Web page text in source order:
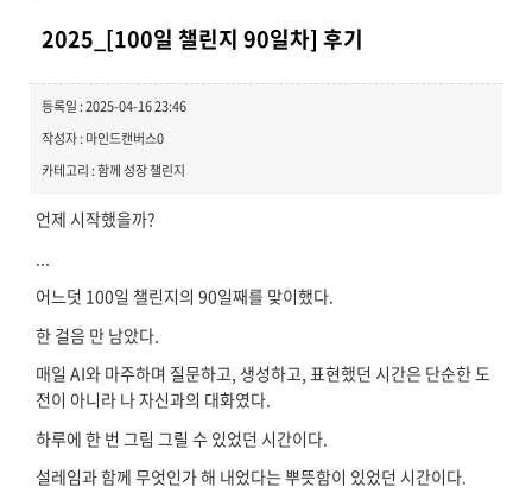
2025_[100일 챌린지 90일차] 후기
등록일 : 2025-04-16 23:46
작성자 : 마인드캔버스0
카테고리 : 함께 성장 챌린지
언제 시작했을까?
어느덧 100일 챌린지의 90일째를 맞이했다.
한 걸음 만 남았다.
매일 AI와 마주하며 질문하고, 생성하고, 표현했던 시간은 단순한 도
전이 아니라 나 자신과의 대화였다.
하루에 한 번 그림 그릴 수 있었던 시간이다.
설레임과 함께 무엇인가 해 내었다는 뿌뜻함이 있었던 시간이다.